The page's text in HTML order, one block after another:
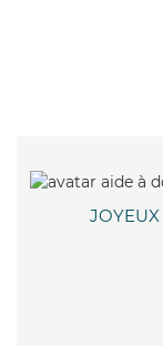
JOYEUX